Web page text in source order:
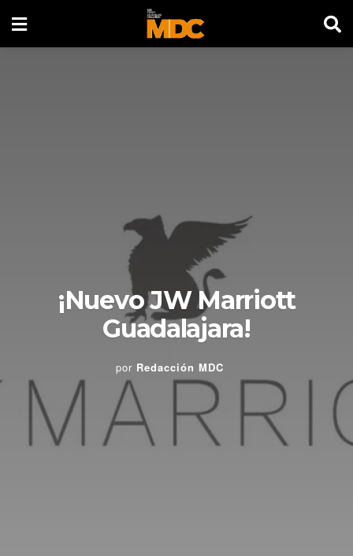
¡Nuevo JW Marriott
Guadalajara!
por Redacción MDC